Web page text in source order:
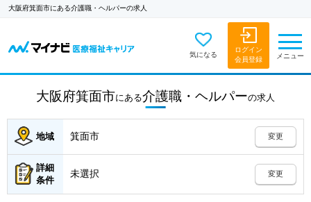
大阪府箕面市にある介護職・ヘルパーの求人
気になる
ログイン
会員登録
メニュー
大阪府箕面市にある介護職・ヘルパーの求人
地域 箕面市 変更
詳細
条件
未選択 変更